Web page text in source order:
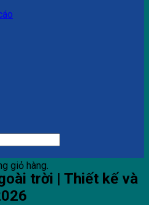
giỏ hàng.
trời | Thiết kế và